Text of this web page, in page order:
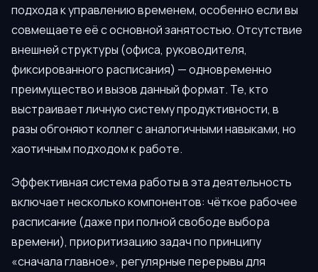
подхода к управлению временем, особенно если вы
совмещаете её с основной занятостью. Отсутствие
внешней структуры (офиса, руководителя,
фиксированного расписания) — одновременно
преимущество и вызов данный формат. Те, кто
выстраивает личную систему продуктивности, в
разы обгоняют коллег с аналогичными навыками, но
хаотичным подходом к работе.
Эффективная система работы в эта деятельность
включает несколько компонентов: чёткое рабочее
расписание (даже при полной свободе выбора
времени), приоритизацию задач по принципу
«сначала главное», регулярные перерывы для